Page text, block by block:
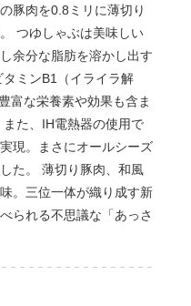
豚肉を0.8ミリに薄切り
つゆしゃぶは美味しい
余分な脂肪を溶かし出す
ミンB1（イライラ解
富な栄養素や効果も含ま
た、IH電熱器の使用で
現。まさにオールシーズ
た。 薄切り豚肉、和風
。三位一体が織り成す新
られる不思議な「あっさ